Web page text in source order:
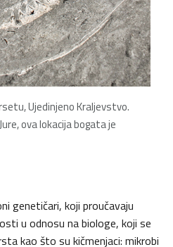
Ujedinjeno Kraljevstvo.
ova lokacija bogata je
genetičari, koji proučavaju
u odnosu na biologe, koji se
kao što su kičmenjaci: mikrobi